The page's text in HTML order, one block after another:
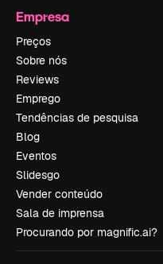
Empresa
Preços
Sobre nós
Reviews
Emprego
Tendências de pesquisa
Blog
Eventos
Slidesgo
Vender conteúdo
Sala de imprensa
Procurando por magnific.ai?